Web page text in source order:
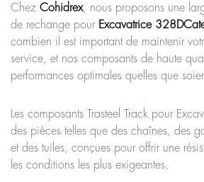
Chez Cohidrex, nous proposons une
de rechange pour Excavatrice 328D
combien il est important de maintenir
service, et nos composants de haute
performances optimales quelles que
Les composants Trasteel Track pour
des pièces telles que des chaînes, des
et des tuiles, conçues pour offrir une
les conditions les plus exigeantes.